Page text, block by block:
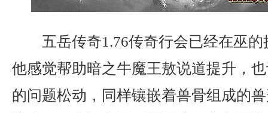
五岳传奇1.76传奇行会已经在巫
他感觉帮助暗之牛魔王敖说道提升，
的问题松动，同样镶嵌着兽骨组成的